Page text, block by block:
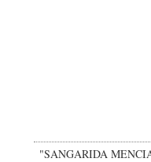
"SANGARIDA